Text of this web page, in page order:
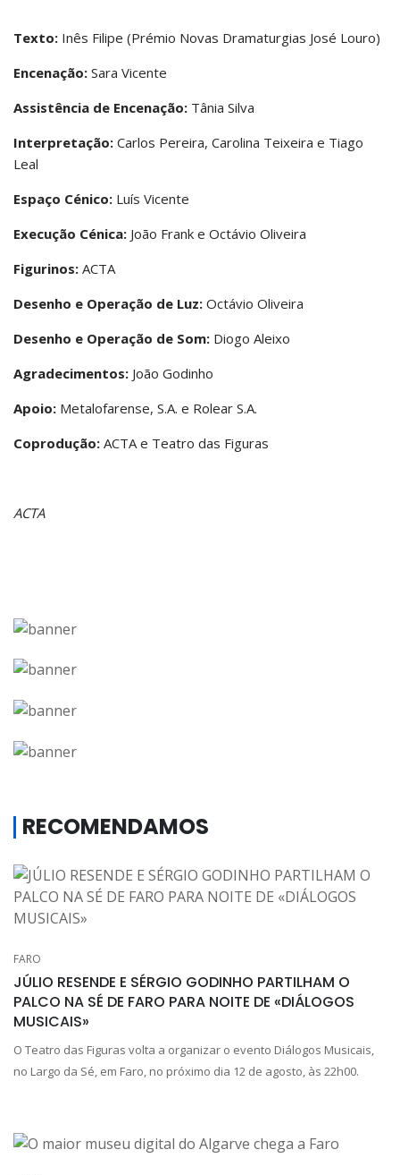
Texto: Inês Filipe (Prémio Novas Dramaturgias José Louro)
Encenação: Sara Vicente
Assistência de Encenação: Tânia Silva
Interpretação: Carlos Pereira, Carolina Teixeira e Tiago
Leal
Espaço Cénico: Luís Vicente
Execução Cénica: João Frank e Octávio Oliveira
Figurinos: ACTA
Desenho e Operação de Luz: Octávio Oliveira
Desenho e Operação de Som: Diogo Aleixo
Agradecimentos: João Godinho
Apoio: Metalofarense, S.A. e Rolear S.A.
Coprodução: ACTA e Teatro das Figuras
ACTA
RECOMENDAMOS
FARO
JÚLIO RESENDE E SÉRGIO GODINHO PARTILHAM O
PALCO NA SÉ DE FARO PARA NOITE DE «DIÁLOGOS
MUSICAIS»
O Teatro das Figuras volta a organizar o evento Diálogos Musicais,
no Largo da Sé, em Faro, no próximo dia 12 de agosto, às 22h00.